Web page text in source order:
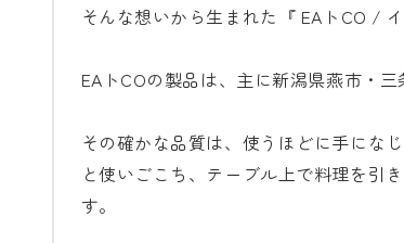
そんな想いから生まれた『 EAトCO /
EAトCOの製品は、主に新潟県燕市・
その確かな品質は、使うほどに手にな
と使いごこち、テーブル上で料理を引
す。